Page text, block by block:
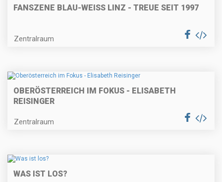
FANSZENE BLAU-WEISS LINZ - TREUE SEIT 1997
Zentralraum
OBERÖSTERREICH IM FOKUS - ELISABETH
REISINGER
Zentralraum
WAS IST LOS?